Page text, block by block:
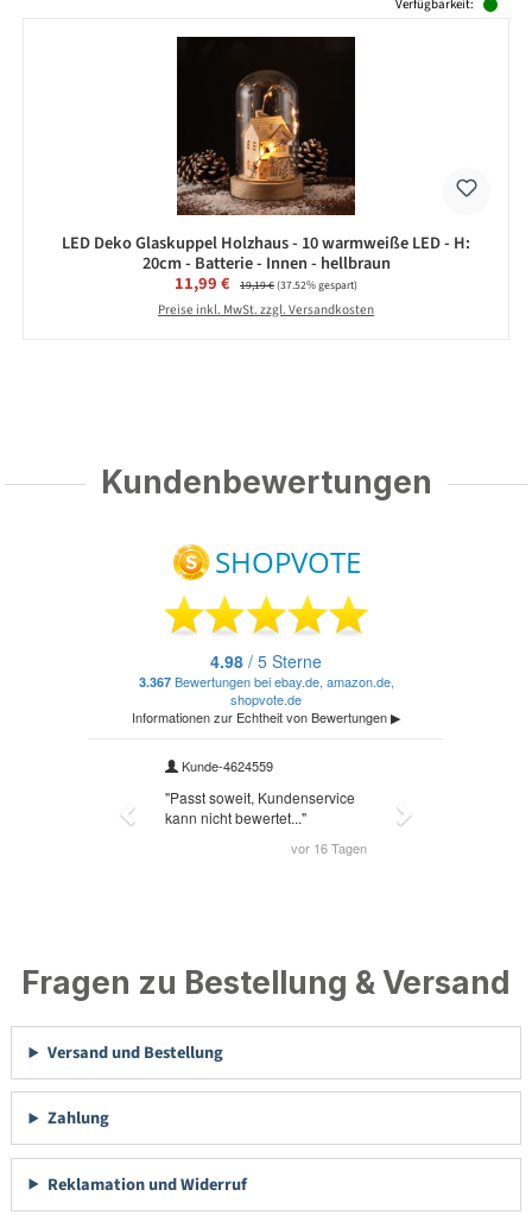
Verfügbarkeit:
LED Deko Glaskuppel Holzhaus - 10 warmweiße LED - H:
20cm - Batterie - Innen - hellbraun
Verkaufspreis:
11,99 € Regulärer Preis:
19,19 €(37.52% gespart)
Preise inkl. MwSt. zzgl. Versandkosten
Kundenbewertungen
Fragen zu Bestellung & Versand
Versand und Bestellung
Zahlung
Reklamation und Widerruf